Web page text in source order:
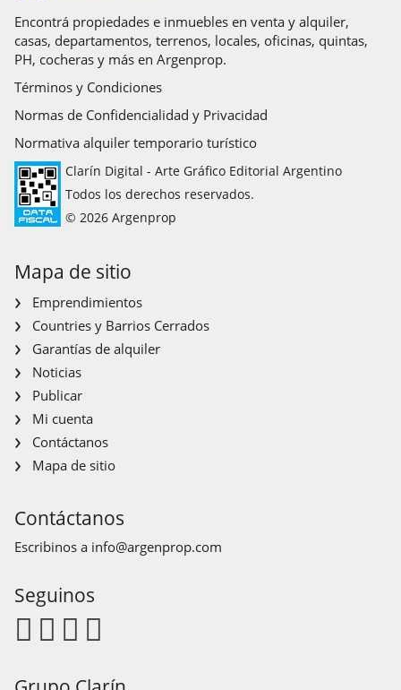
Encontrá propiedades e inmuebles en venta y alquiler,
casas, departamentos, terrenos, locales, oficinas, quintas,
PH, cocheras y más en Argenprop.
Términos y Condiciones
Normas de Confidencialidad y Privacidad
Normativa alquiler temporario turístico
Clarín Digital - Arte Gráfico Editorial Argentino
Todos los derechos reservados.
© 2026 Argenprop
Mapa de sitio
Emprendimientos
Countries y Barrios Cerrados
Garantías de alquiler
Noticias
Publicar
Mi cuenta
Contáctanos
Mapa de sitio
Contáctanos
Escribinos a info@argenprop.com
Seguinos